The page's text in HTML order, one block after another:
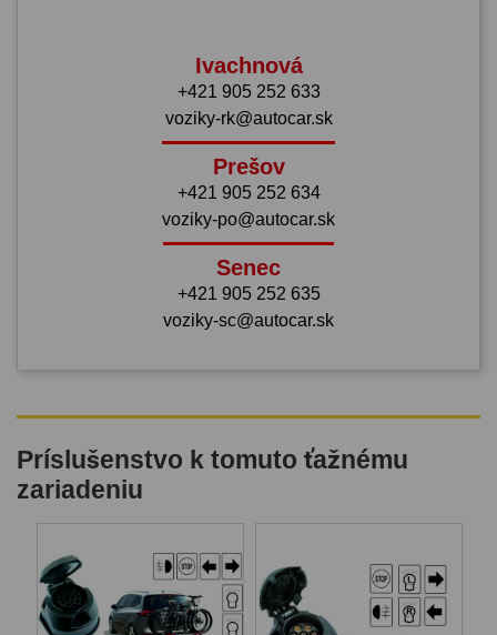
Ivachnová
+421 905 252 633
voziky-rk@autocar.sk
Prešov
+421 905 252 634
voziky-po@autocar.sk
Senec
+421 905 252 635
voziky-sc@autocar.sk
Príslušenstvo k tomuto ťažnému
zariadeniu